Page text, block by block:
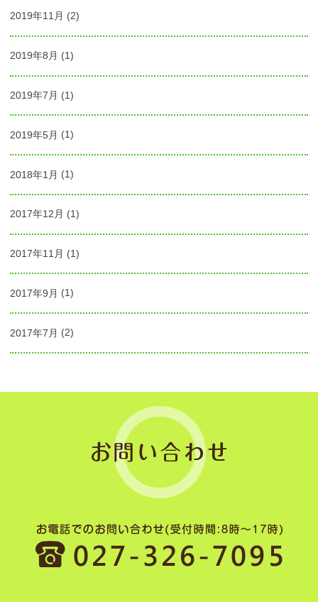
2019年11月 (2)
2019年8月 (1)
2019年7月 (1)
2019年5月 (1)
2018年1月 (1)
2017年12月 (1)
2017年11月 (1)
2017年9月 (1)
2017年7月 (2)